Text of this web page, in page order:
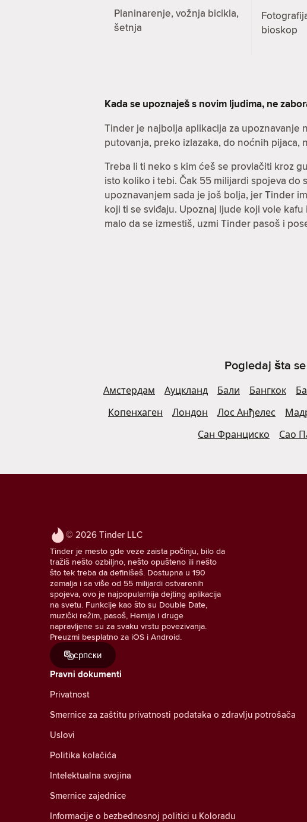
Planinarenje, vožnja bicikla,
šetnja
bioskop
Kada se upoznaješ s novim ljudima, ne
Tinder je najbolja aplikacija za upoznavanje
putovanja, preko izlazaka, do noćnih pijaca,
Treba li ti neko s kim ćeš se provlačiti kroz
isto koliko i tebi. Čak 55 milijardi spojeva do
upoznavanjem sada je još bolja, jer Tinder
koji ti se sviđaju. Upoznaj ljude koji vole
malo da se izmestiš, uzmi Tinder pasoš i
Pogledaj šta
Амстердам Ауцкланд Бали Бангкок
Копенхаген
Лондон Лос Анђелес
Сан Франциско
Сао
© 2026 Tinder LLC
Tinder je mesto gde veze zaista počinju, bilo da
tražiš nešto ozbiljno, nešto opušteno ili nešto
što tek treba da definišeš. Dostupna u 190
zemalja i sa više od 55 milijardi ostvarenih
spojeva, ovo je najpopularnija dejting aplikacija
na svetu. Funkcije kao što su Double Date,
muzički režim, pasoš, Hemija i druge
napravljene su za svaku vrstu povezivanja.
Preuzmi besplatno za iOS i Android.
српски
Pravni dokumenti
Privatnost
Smernice za zaštitu privatnosti podataka o zdravlju potrošača
Uslovi
Politika kolačića
Intelektualna svojina
Smernice zajednice
Informacije o bezbednosnoj politici u Koloradu